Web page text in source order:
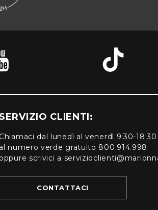
SERVIZIO CLIENTI:
Chiamaci dal lunedì al venerdì 9:30-18:30
al numero verde gratuito 800.914.998
oppure scrivici a
CONTATTACI